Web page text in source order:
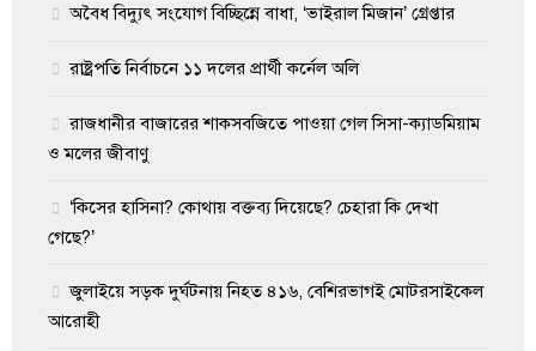
অবৈধ বিদ্যুৎ সংযোগ বিচ্ছিন্নে বাধা, ‘ভাইরাল মিজান’ গ্রেপ্তার
রাষ্ট্রপতি নির্বাচনে ১১ দলের প্রার্থী কর্নেল অলি
রাজধানীর বাজারের শাকসবজিতে পাওয়া গেল সিসা-ক্যাডমিয়াম
ও মলের জীবাণু
‘কিসের হাসিনা? কোথায় বক্তব্য দিয়েছে? চেহারা কি দেখা
গেছে?’
জুলাইয়ে সড়ক দুর্ঘটনায় নিহত ৪১৬, বেশিরভাগই মোটরসাইকেল
আরোহী